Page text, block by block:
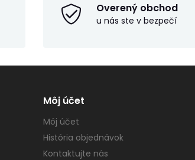
Overený obchod
u nás ste v bezpečí
Môj účet
Môj účet
História objednávok
Kontaktujte nás